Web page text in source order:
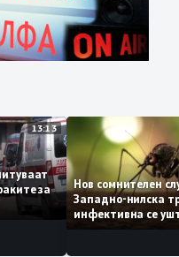
13:13
за
Нов
Западно-
инфективна се
пациенти во